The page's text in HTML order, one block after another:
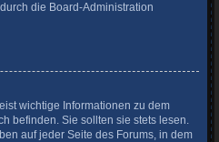
die Board-Administration
wichtige Informationen zu dem
befinden. Sie sollten sie stets lesen.
auf jeder Seite des Forums, in dem